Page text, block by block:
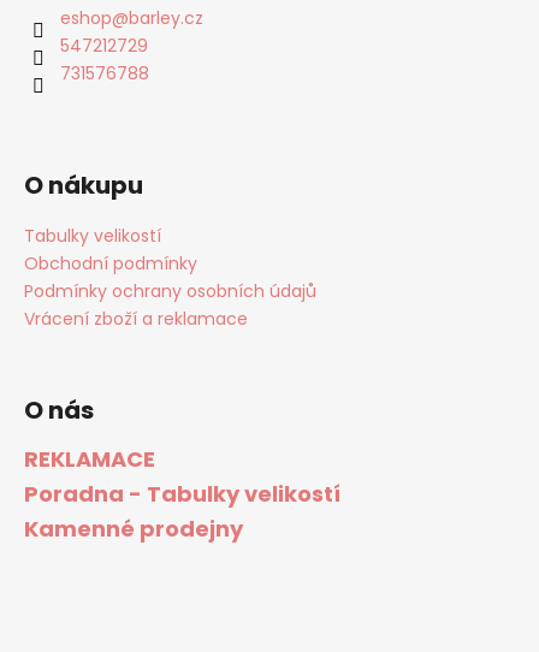
eshop@barley.cz
547212729
731576788
O nákupu
Tabulky velikostí
Obchodní podmínky
Podmínky ochrany osobních údajů
Vrácení zboží a reklamace
O nás
REKLAMACE
Poradna - Tabulky velikostí
Kamenné prodejny